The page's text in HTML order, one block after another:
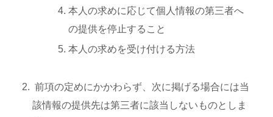
本人の求めに応じて個人情報の第三者へ
の提供を停止すること
本人の求めを受け付ける方法
前項の定めにかかわらず、次に掲げる場合には当
該情報の提供先は第三者に該当しないものとしま